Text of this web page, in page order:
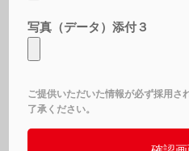
写真（データ）添付３
ご提供いただいた情報が必ず採用さ
了承ください。